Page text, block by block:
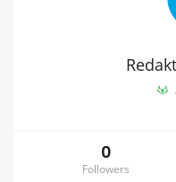
0
Followers